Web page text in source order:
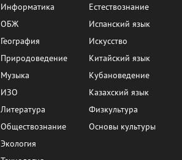
Информатика
ОБЖ
География
Природоведение
Музыка
ИЗО
Литература
Обществознание
Экология
Естествознание
Испанский язык
Искусство
Китайский язык
Кубановедение
Казахский язык
Физкультура
Основы культуры